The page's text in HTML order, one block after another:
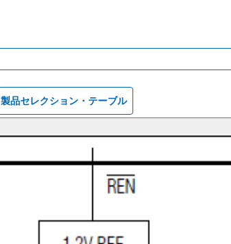
製品セレクション・テーブル